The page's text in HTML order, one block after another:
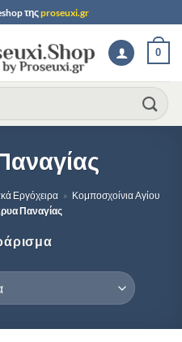
τηςproseuxi.gr
0
Εργόχειρα » Κομποσχοίνια Αγίου
Παναγίας